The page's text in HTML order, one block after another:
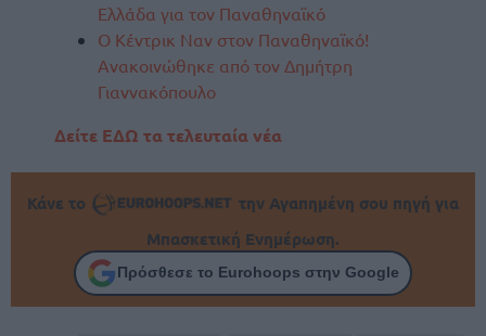
Ελλάδα για τον Παναθηναϊκό
Ο Κέντρικ Ναν στον Παναθηναϊκό!
Ανακοινώθηκε από τον Δημήτρη
Γιαννακόπουλο
Δείτε ΕΔΩ τα τελευταία νέα
Κάνε το
την Αγαπημένη σου πηγή για
Μπασκετική Ενημέρωση.
Πρόσθεσε το Eurohoops στην Google